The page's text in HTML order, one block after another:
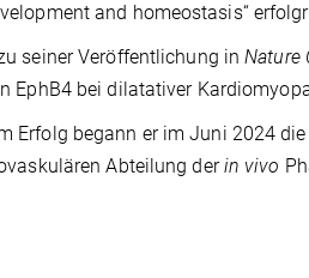
and homeostasis“
seiner Veröffentlichung inNature
EphB4 bei dilatativer
Erfolg begann er im Juni 2024
Abteilung derin vivo